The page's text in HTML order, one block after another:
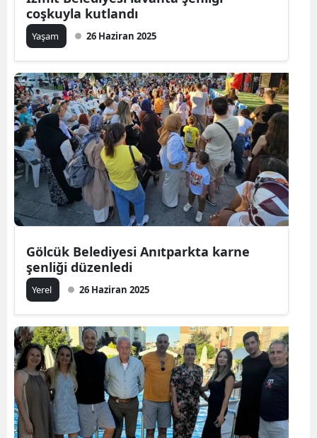
coşkuyla kutlandı
Yaşam 26 Haziran 2025
Gölcük Belediyesi Anıtparkta karne
şenliği düzenledi
Yerel 26 Haziran 2025